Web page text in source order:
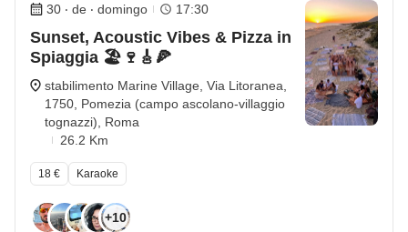
30 ‧ de ‧ domingo 17:30
Sunset, Acoustic Vibes & Pizza in
Spiaggia 🏖️🍷🎸🍕
stabilimento Marine Village, Via Litoranea,
1750, Pomezia (campo ascolano-villaggio
tognazzi), Roma
26.2 Km
18 € Karaoke
+10